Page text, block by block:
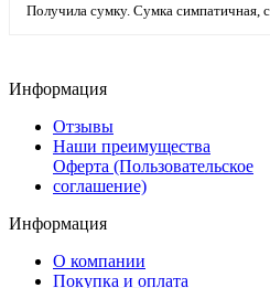
Получила сумку. Сумка симпатичная,
Информация
Отзывы
Наши преимущества
Оферта (Пользовательское
соглашение)
Информация
О компании
Покупка и оплата